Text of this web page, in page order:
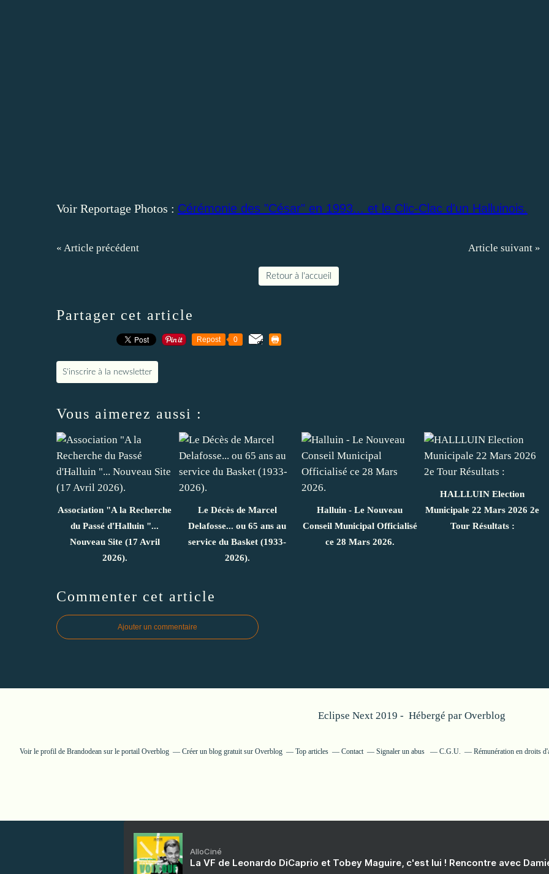
Voir Reportage Photos : Cérémonie des "César" en 1993... et le Clic-Clac d'un Halluinois.
« Article précédent Article suivant »
Retour à l'accueil
Partager cet article
Repost 0
S'inscrire à la newsletter
Vous aimerez aussi :
Association "A la Recherche
du Passé d'Halluin "...
Nouveau Site (17 Avril
2026).
Le Décès de Marcel
Delafosse... ou 65 ans au
service du Basket (1933-
2026).
Halluin - Le Nouveau
Conseil Municipal Officialisé
ce 28 Mars 2026.
HALLLUIN Election
Municipale 22 Mars 2026 2e
Tour Résultats :
Commenter cet article
Ajouter un commentaire
Eclipse Next 2019 - Hébergé par Overblog
Voir le profil de Brandodean sur le portail Overblog Créer un blog gratuit sur Overblog Top articles Contact Signaler un abus C.G.U. Rémunération en droits
AlloCiné
La VF de Leonardo DiCaprio et Tobey Maguire, c'est lui ! Rencontre avec